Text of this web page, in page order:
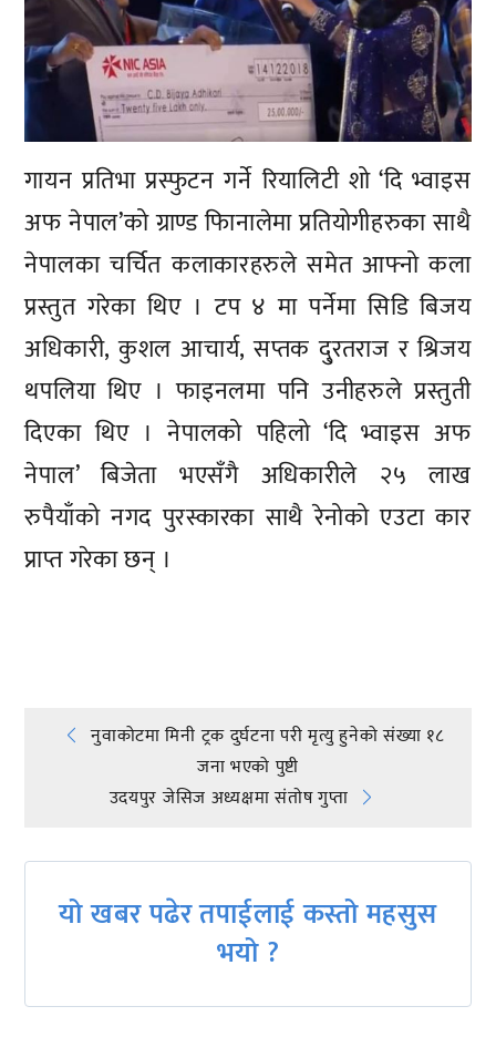
गायन प्रतिभा प्रस्फुटन गर्ने रियालिटी शो ‘दि भ्वाइस
अफ नेपाल’को ग्राण्ड फिानालेमा प्रतियोगीहरुका साथै
नेपालका चर्चित कलाकारहरुले समेत आफ्नो कला
प्रस्तुत गरेका थिए । टप ४ मा पर्नेमा सिडि बिजय
अधिकारी, कुशल आचार्य, सप्तक दु्रतराज र श्रिजय
थपलिया थिए । फाइनलमा पनि उनीहरुले प्रस्तुती
दिएका थिए । नेपालको पहिलो ‘दि भ्वाइस अफ
नेपाल’ बिजेता भएसँगै अधिकारीले २५ लाख
रुपैयाँको नगद पुरस्कारका साथै रेनोको एउटा कार
प्राप्त गरेका छन् ।
Post
navigation
नुवाकोटमा मिनी ट्रक दुर्घटना परी मृत्यु हुनेको संख्या १८
जना भएको पुष्टी
उदयपुर जेसिज अध्यक्षमा संताेष गुप्ता
यो खबर पढेर तपाईलाई कस्तो महसुस
भयो ?